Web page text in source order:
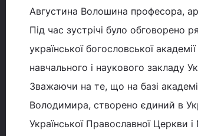
Августина Волошина професора,
Під час зустрічі було обговорено
української богословської
навчального і наукового закладу
Зважаючи на те, що на базі
Володимира, створено єдиний в
Української Православної Церкви